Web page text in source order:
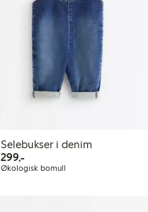
Selebukser i denim
299,-299,00 kr
Økologisk bomull